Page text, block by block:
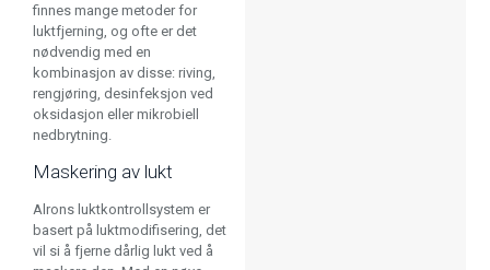
finnes mange metoder for
luktfjerning, og ofte er det
nødvendig med en
kombinasjon av disse: riving,
rengjøring, desinfeksjon ved
oksidasjon eller mikrobiell
nedbrytning.
Maskering av lukt
Alrons luktkontrollsystem er
basert på luktmodifisering, det
vil si å fjerne dårlig lukt ved å